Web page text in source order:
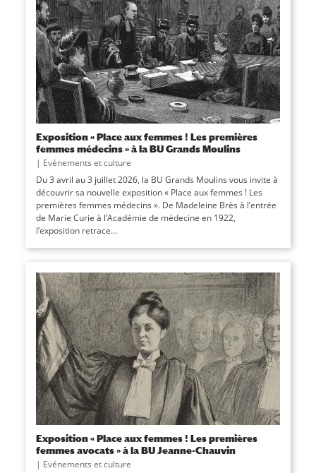
Exposition « Place aux femmes ! Les premières
femmes médecins » à la BU Grands Moulins
| Evénements et culture
Du 3 avril au 3 juillet 2026, la BU Grands Moulins vous invite à
découvrir sa nouvelle exposition « Place aux femmes ! Les
premières femmes médecins ». De Madeleine Brès à l’entrée
de Marie Curie à l’Académie de médecine en 1922,
l’exposition retrace...
Exposition « Place aux femmes ! Les premières
femmes avocats » à la BU Jeanne-Chauvin
| Evénements et culture